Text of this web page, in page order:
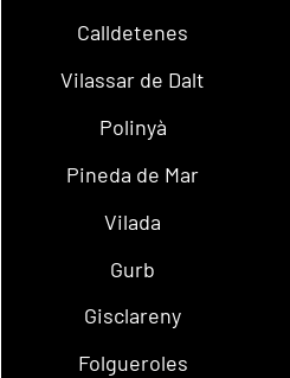
Calldetenes
Vilassar de Dalt
Polinyà
Pineda de Mar
Vilada
Gurb
Gisclareny
Folgueroles